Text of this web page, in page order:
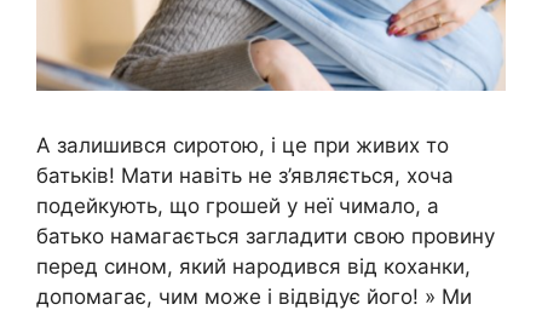
А залишився сиротою, і це при живих то
батьків! Мати навіть не з’являється, хоча
подейкують, що грошей у неї чимало, а
батько намагається загладити свою провину
перед сином, який народився від коханки,
допомагає, чим може і відвідує його! » Ми